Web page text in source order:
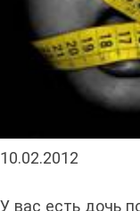
10.02.2012
У вас есть дочь